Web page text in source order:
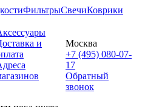
ФильтрыСвечиКоврики
и
Москва
+7 (495) 080-07-
17
Обратный
звонок